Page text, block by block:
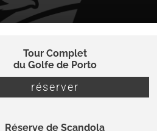
Tour Complet
du Golfe de Porto
réserver
Réserve de Scandola